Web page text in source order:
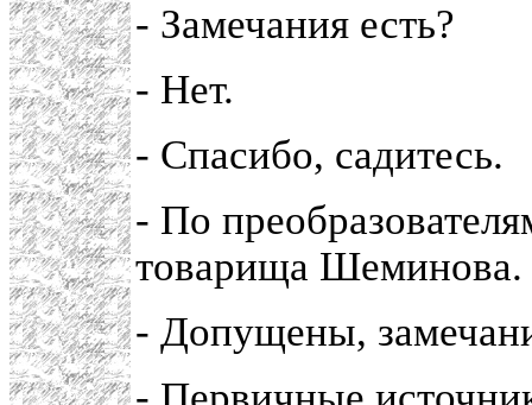
- Замечания есть?
- Нет.
- Спасибо, садитесь.
- По
товарища Шеминова.
- Допущены,